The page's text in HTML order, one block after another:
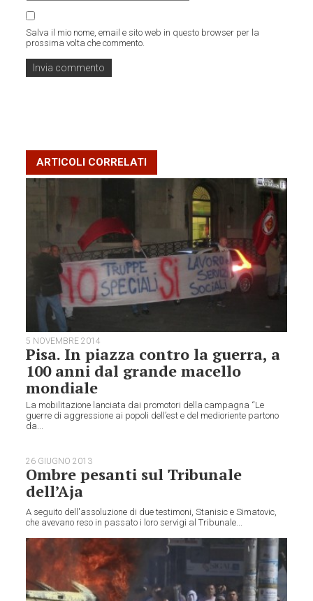
Salva il mio nome, email e sito web in questo browser per la
prossima volta che commento.
ARTICOLI CORRELATI
5 NOVEMBRE 2014
Pisa. In piazza contro la guerra, a
100 anni dal grande macello
mondiale
La mobilitazione lanciata dai promotori della campagna “Le
guerre di aggressione ai popoli dell’est e del medioriente partono
da...
26 GIUGNO 2013
Ombre pesanti sul Tribunale
dell’Aja
A seguito dell'assoluzione di due testimoni, Stanisic e Simatovic,
che avevano reso in passato i loro servigi al Tribunale...